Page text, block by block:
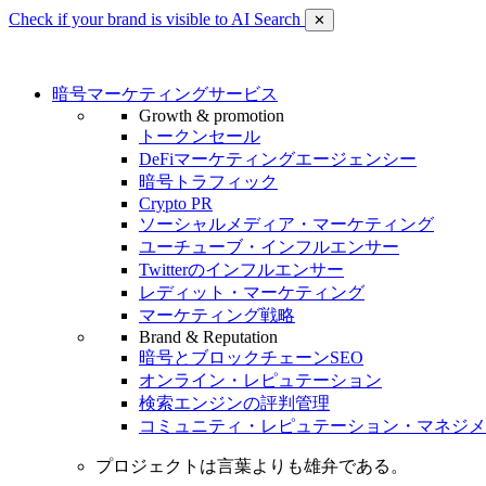
Check if your brand is visible to AI Search ✕
暗号マーケティングサービス
Growth & promotion
トークンセール
DeFiマーケティングエージェンシー
暗号トラフィック
Crypto PR
ソーシャルメディア・マーケティング
ユーチューブ・インフルエンサー
Twitterのインフルエンサー
レディット・マーケティング
マーケティング戦略
Brand & Reputation
暗号とブロックチェーンSEO
オンライン・レピュテーション
検索エンジンの評判管理
コミュニティ・レピュテーション・マネジ
プロジェクトは言葉よりも雄弁である。